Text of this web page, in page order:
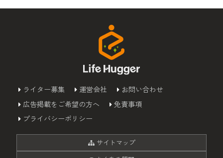
ライター募集 運営会社
お問い合わせ
広告掲載をご希望の方へ
免責事項
プライバシーポリシー
サイトマップ